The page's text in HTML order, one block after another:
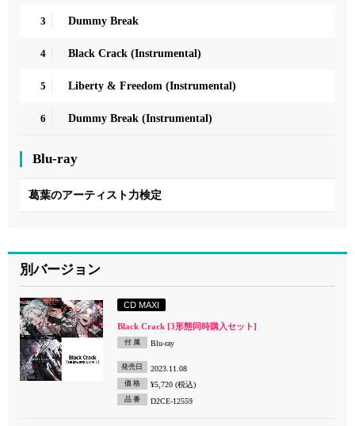
3 Dummy Break
4 Black Crack (Instrumental)
5 Liberty & Freedom (Instrumental)
6 Dummy Break (Instrumental)
Blu-ray
葛葉のアーティスト力検定
別バージョン
CD MAXI
Black Crack [3形態同時購入セット]
付 属 Blu-ray
発売日 2023.11.08
価 格 ¥5,720 (税込)
品 番 D2CE-12559